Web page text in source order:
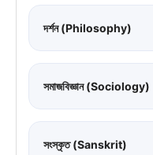
দর্শন (Philosophy)
সমাজবিজ্ঞান (Sociology)
সংস্কৃত (Sanskrit)